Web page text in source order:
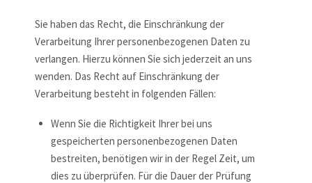
Sie haben das Recht, die Einschränkung der
Verarbeitung Ihrer personenbezogenen Daten zu
verlangen. Hierzu können Sie sich jederzeit an uns
wenden. Das Recht auf Einschränkung der
Verarbeitung besteht in folgenden Fällen:
Wenn Sie die Richtigkeit Ihrer bei uns
gespeicherten personenbezogenen Daten
bestreiten, benötigen wir in der Regel Zeit, um
dies zu überprüfen. Für die Dauer der Prüfung